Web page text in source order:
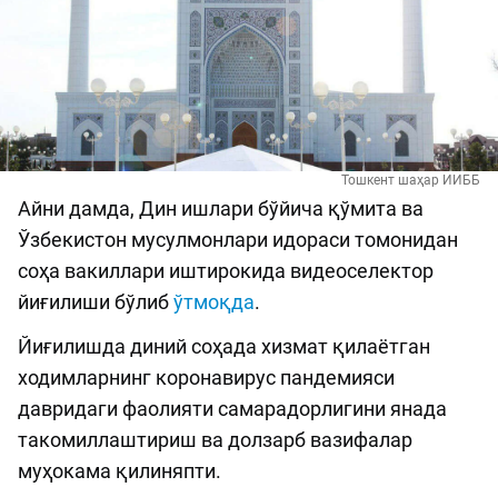
Тошкент шаҳар ИИББ
Айни дамда, Дин ишлари бўйича қўмита ва
Ўзбекистон мусулмонлари идораси томонидан
соҳа вакиллари иштирокида видеоселектор
йиғилиши бўлибўтмоқда.
Йиғилишда диний соҳада хизмат қилаётган
ходимларнинг коронавирус пандемияси
давридаги фаолияти самарадорлигини янада
такомиллаштириш ва долзарб вазифалар
муҳокама қилиняпти.